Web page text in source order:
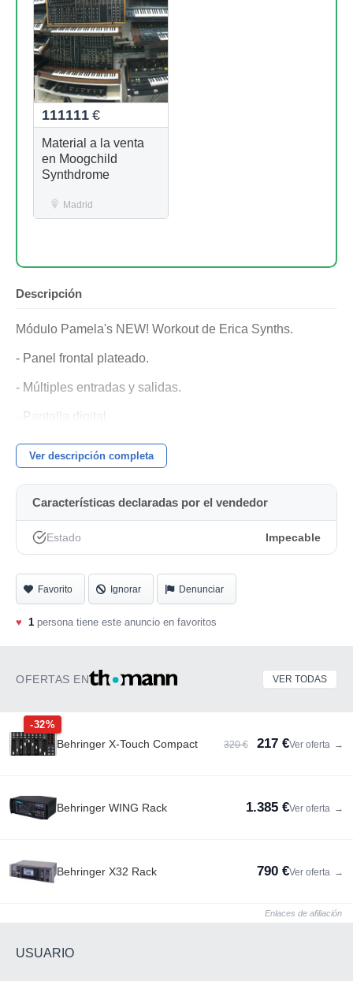
111111 €
Material a la venta
en Moogchild
Synthdrome
Madrid
Descripción
Módulo Pamela's NEW! Workout de Erica Synths.
- Panel frontal plateado.
- Múltiples entradas y salidas.
- Pantalla digital.
- Botones y dial para control.
Ver descripción completa
Características declaradas por el vendedor
Estado Impecable
Favorito Ignorar Denunciar
♥ 1 persona tiene este anuncio en favoritos
OFERTAS EN VER TODAS
-32%
Behringer X-Touch Compact 320 € 217 €Ver oferta →
Behringer WING Rack 1.385 €Ver oferta →
Behringer X32 Rack 790 €Ver oferta →
Enlaces de afiliación
USUARIO